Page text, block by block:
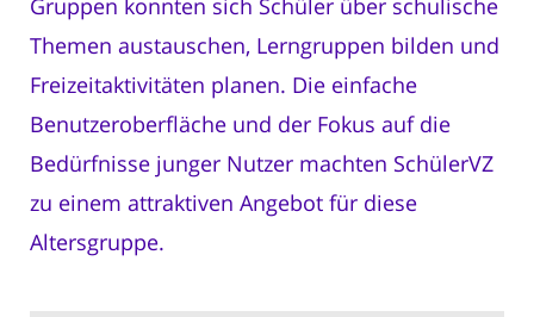
Gruppen konnten sich Schüler über schulische
Themen austauschen, Lerngruppen bilden und
Freizeitaktivitäten planen. Die einfache
Benutzeroberfläche und der Fokus auf die
Bedürfnisse junger Nutzer machten SchülerVZ
zu einem attraktiven Angebot für diese
Altersgruppe.